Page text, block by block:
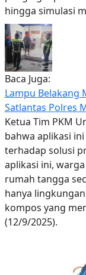
hingga simulasi
Baca Juga:
Lampu Belakang
Satlantas Polres
Ketua Tim PKM
bahwa aplikasi
terhadap solusi
aplikasi ini,
rumah tangga
hanya
kompos yang
(12/9/2025).